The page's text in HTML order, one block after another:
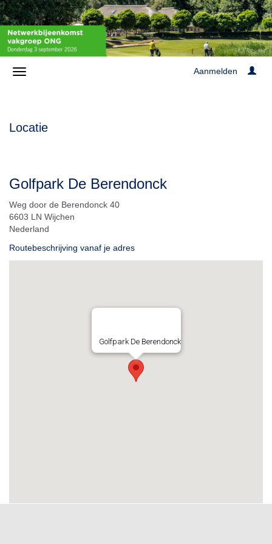
Aanmelden
Locatie
Golfpark De Berendonck
Weg door de Berendonck 40
6603 LN Wijchen
Nederland
Routebeschrijving vanaf je adres
Golfpark De Berendonck